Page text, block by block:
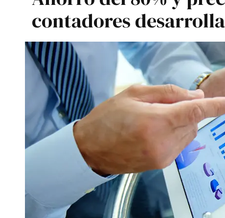
contadores